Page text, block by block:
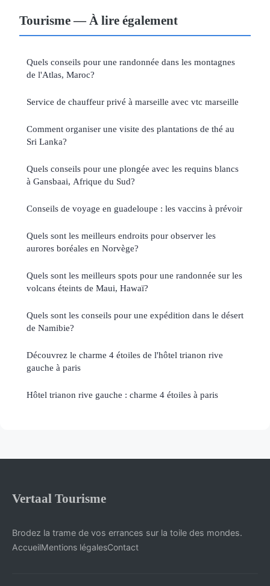
Tourisme — À lire également
Quels conseils pour une randonnée dans les montagnes
de l'Atlas, Maroc?
Service de chauffeur privé à marseille avec vtc marseille
Comment organiser une visite des plantations de thé au
Sri Lanka?
Quels conseils pour une plongée avec les requins blancs
à Gansbaai, Afrique du Sud?
Conseils de voyage en guadeloupe : les vaccins à prévoir
Quels sont les meilleurs endroits pour observer les
aurores boréales en Norvège?
Quels sont les meilleurs spots pour une randonnée sur les
volcans éteints de Maui, Hawaï?
Quels sont les conseils pour une expédition dans le désert
de Namibie?
Découvrez le charme 4 étoiles de l'hôtel trianon rive
gauche à paris
Hôtel trianon rive gauche : charme 4 étoiles à paris
Vertaal Tourisme
Brodez la trame de vos errances sur la toile des mondes.
AccueilMentions légalesContact